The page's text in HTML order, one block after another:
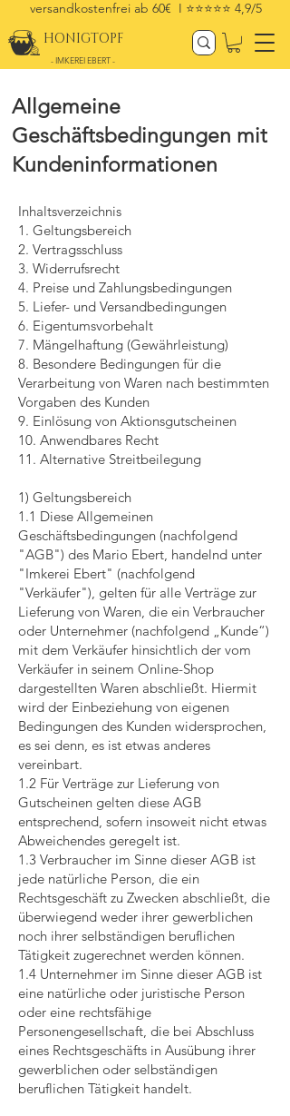
HONIGTOPF
- IMKEREI EBERT -
versandkostenfrei ab 60€ I ⭐⭐⭐⭐⭐ 4,9/5
Allgemeine
Geschäftsbedingungen mit
Kundeninformationen
Inhaltsverzeichnis
1. Geltungsbereich
2. Vertragsschluss
3. Widerrufsrecht
4. Preise und Zahlungsbedingungen
5. Liefer- und Versandbedingungen
6. Eigentumsvorbehalt
7. Mängelhaftung (Gewährleistung)
8. Besondere Bedingungen für die
Verarbeitung von Waren nach bestimmten
Vorgaben des Kunden
9. Einlösung von Aktionsgutscheinen
10. Anwendbares Recht
11. Alternative Streitbeilegung
1) Geltungsbereich
1.1 Diese Allgemeinen
Geschäftsbedingungen (nachfolgend
"AGB") des Mario Ebert, handelnd unter
"Imkerei Ebert" (nachfolgend
"Verkäufer"), gelten für alle Verträge zur
Lieferung von Waren, die ein Verbraucher
oder Unternehmer (nachfolgend „Kunde“)
mit dem Verkäufer hinsichtlich der vom
Verkäufer in seinem Online-Shop
dargestellten Waren abschließt. Hiermit
wird der Einbeziehung von eigenen
Bedingungen des Kunden widersprochen,
es sei denn, es ist etwas anderes
vereinbart.
1.2 Für Verträge zur Lieferung von
Gutscheinen gelten diese AGB
entsprechend, sofern insoweit nicht etwas
Abweichendes geregelt ist.
1.3 Verbraucher im Sinne dieser AGB ist
jede natürliche Person, die ein
Rechtsgeschäft zu Zwecken abschließt, die
überwiegend weder ihrer gewerblichen
noch ihrer selbständigen beruflichen
Tätigkeit zugerechnet werden können.
1.4 Unternehmer im Sinne dieser AGB ist
eine natürliche oder juristische Person
oder eine rechtsfähige
Personengesellschaft, die bei Abschluss
eines Rechtsgeschäfts in Ausübung ihrer
gewerblichen oder selbständigen
beruflichen Tätigkeit handelt.